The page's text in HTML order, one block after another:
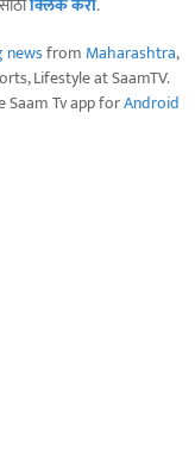
newsfrom Maharashtra,
Lifestyle at SaamTV.
Tv app forAndroid